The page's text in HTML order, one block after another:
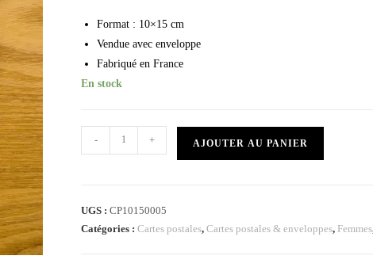
Format : 10×15 cm
Vendue avec enveloppe
Fabriqué en France
En stock
- + AJOUTER AU PANIER
UGS : CP10150005
Catégories : Cartes postales, Cartes postales & enveloppes, Femmes